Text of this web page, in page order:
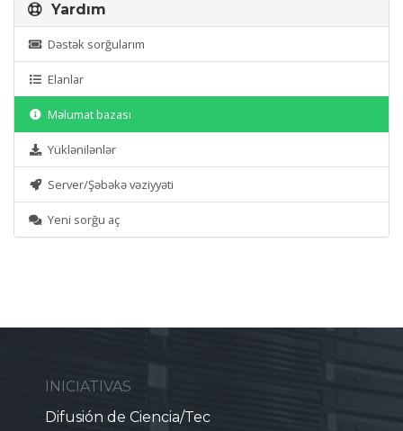
Yardım
Dəstək sorğularım
Elanlar
Məlumat bazası
Yüklənilənlər
Server/Şəbəkə vəziyyəti
Yeni sorğu aç
INICIATIVAS
Difusión de Ciencia/Tec